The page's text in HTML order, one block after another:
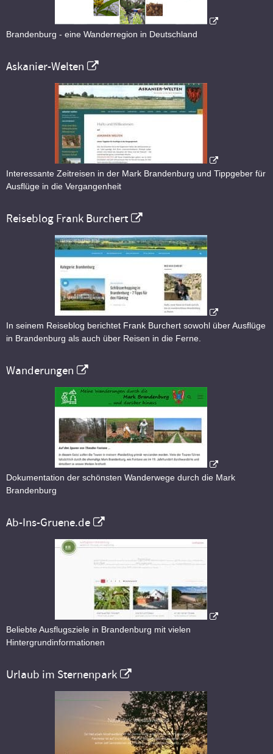
Brandenburg - eine Wanderregion in Deutschland
Askanier-Welten
Interessante Zeitreisen in der Mark Brandenburg und Tippgeber für
Ausflüge in die Vergangenheit
Reiseblog Frank Burchert
In seinem Reiseblog berichtet Frank Burchert sowohl über Ausflüge
in Brandenburg als auch über Reisen in die Ferne.
Wanderungen
Dokumentation der schönsten Wanderwege durch die Mark
Brandenburg
Ab-Ins-Gruene.de
Beliebte Ausflugsziele in Brandenburg mit vielen
Hintergrundinformationen
Urlaub im Sternenpark